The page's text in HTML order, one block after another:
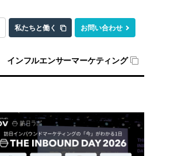
私たちと働く お問い合わせ
インフルエンサーマーケティング